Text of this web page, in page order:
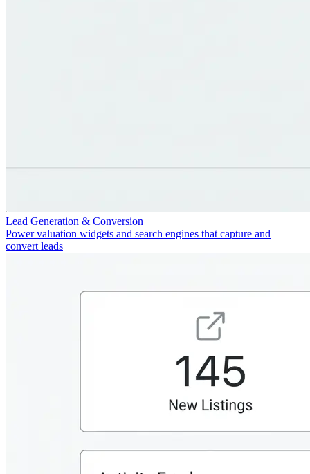
Lead Generation & Conversion
Power valuation widgets and search engines that capture and
convert leads